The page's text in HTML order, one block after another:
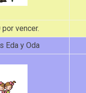
vencer.
Eda y Oda